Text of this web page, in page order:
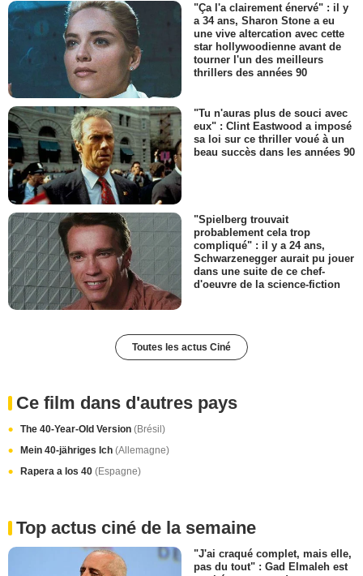
"Ça l'a clairement énervé" : il y
a 34 ans, Sharon Stone a eu
une vive altercation avec cette
star hollywoodienne avant de
tourner l'un des meilleurs
thrillers des années 90
"Tu n'auras plus de souci avec
eux" : Clint Eastwood a imposé
sa loi sur ce thriller voué à un
beau succès dans les années 90
"Spielberg trouvait
probablement cela trop
compliqué" : il y a 24 ans,
Schwarzenegger aurait pu jouer
dans une suite de ce chef-
d'oeuvre de la science-fiction
Toutes les actus Ciné
Ce film dans d'autres pays
The 40-Year-Old Version (Brésil)
Mein 40-jähriges Ich (Allemagne)
Rapera a los 40 (Espagne)
Top actus ciné de la semaine
"J'ai craqué complet, mais elle,
pas du tout" : Gad Elmaleh est